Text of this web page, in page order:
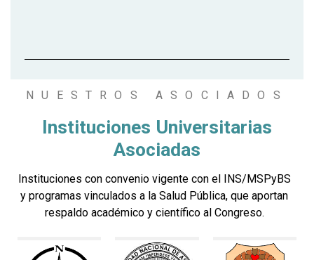
NUESTROS ASOCIADOS
Instituciones Universitarias
Asociadas
Instituciones con convenio vigente con el INS/MSPyBS
y programas vinculados a la Salud Pública, que aportan
respaldo académico y científico al Congreso.